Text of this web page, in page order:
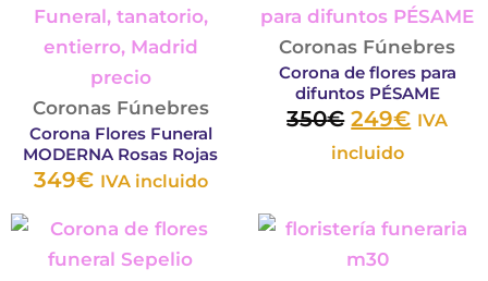
en
de
producto
en
la
Coronas Fúnebres
Corona Flores Funeral
MODERNA Rosas Rojas
349€ IVA incluido
tiene
múltiples
variantes.
Las
opciones
se
elegir
Coronas Fúnebres
Corona de flores para
difuntos PÉSAME
350€
original
era:
350€.
249€
actual
es:
249€.
IVA
incluido
tiene
Las
elegir
Este